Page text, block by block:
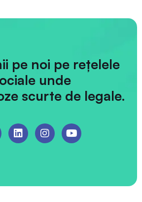
pe noi pe rețelele
unde
scurte de legale.